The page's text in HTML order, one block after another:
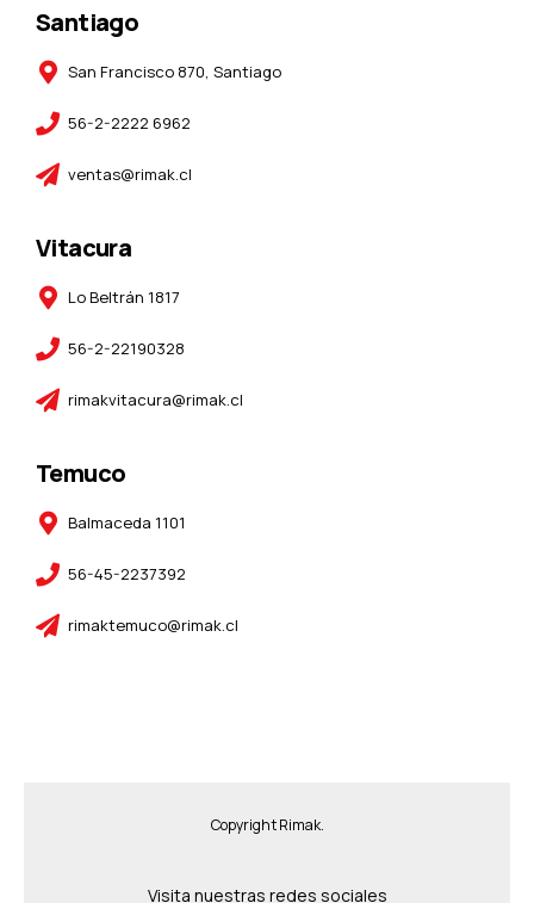
Santiago
San Francisco 870, Santiago
56-2-2222 6962
ventas@rimak.cl
Vitacura
Lo Beltrán 1817
56-2-22190328
rimakvitacura@rimak.cl
Temuco
Balmaceda 1101
56-45-2237392
rimaktemuco@rimak.cl
Copyright Rimak.
Visita nuestras redes sociales